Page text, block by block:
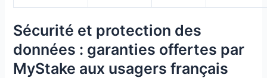
Sécurité et protection des
données : garanties offertes par
MyStake aux usagers français